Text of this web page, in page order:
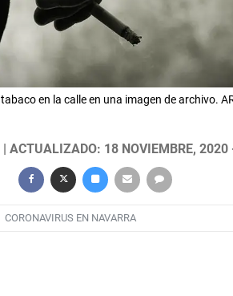
en la calle en una imagen de archivo.
| ACTUALIZADO: 18 NOVIEMBRE, 2020
CORONAVIRUS EN NAVARRA